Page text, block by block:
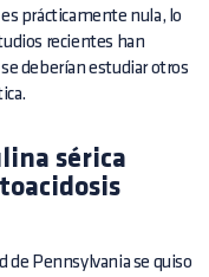
prácticamente nula, lo
recientes han
deberían estudiar otros
sérica
de Pennsylvania se quiso